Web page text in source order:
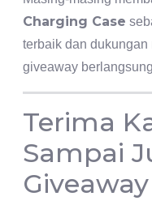
Charging Case
terbaik dan
giveaway
Terima
Sampai